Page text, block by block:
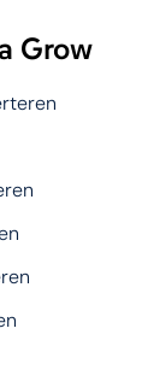
Grow